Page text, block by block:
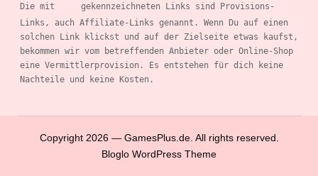
Die mit
gekennzeichneten Links sind Provisions-
Links, auch Affiliate-Links genannt. Wenn Du auf einen
solchen Link klickst und auf der Zielseite etwas kaufst,
bekommen wir vom betreffenden Anbieter oder Online-Shop
eine Vermittlerprovision. Es entstehen für dich keine
Nachteile und keine Kosten.
Copyright 2026 — GamesPlus.de. All rights reserved.
Bloglo WordPress Theme